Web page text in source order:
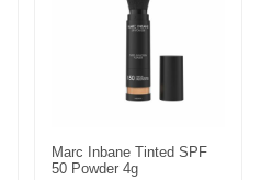
Marc Inbane Tinted SPF
50 Powder 4g